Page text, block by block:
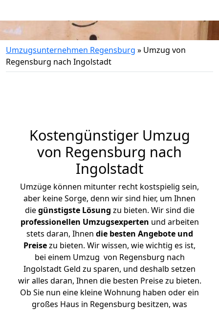
Umzugsunternehmen Regensburg » Umzug von
Regensburg nach Ingolstadt
Kostengünstiger Umzug
von Regensburg nach
Ingolstadt
Umzüge können mitunter recht kostspielig sein,
aber keine Sorge, denn wir sind hier, um Ihnen
diegünstigste Lösung zu bieten. Wir sind die
professionellen Umzugsexperten und arbeiten
stets daran, Ihnen die besten Angebote und
Preisezu bieten. Wir wissen, wie wichtig es ist,
bei einem Umzug von Regensburg nach
Ingolstadt Geld zu sparen, und deshalb setzen
wir alles daran, Ihnen die besten Preise zu bieten.
Ob Sie nun eine kleine Wohnung haben oder ein
großes Haus in Regensburg besitzen, was